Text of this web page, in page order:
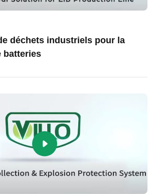
déchets industriels pour la
batteries